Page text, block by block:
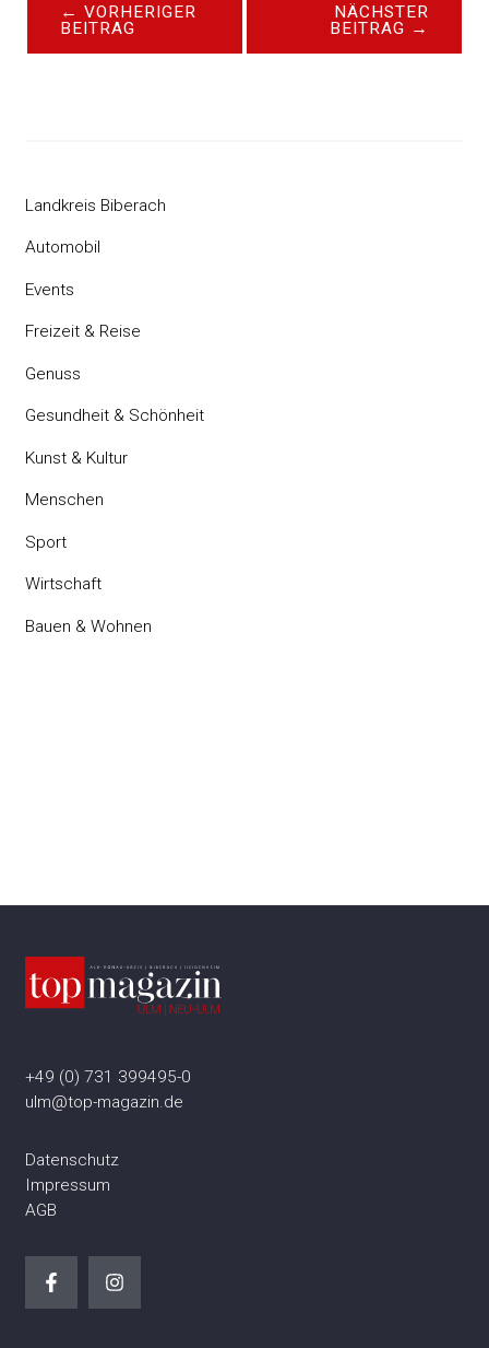
← VORHERIGER
BEITRAG
NÄCHSTER
BEITRAG →
Landkreis Biberach
Automobil
Events
Freizeit & Reise
Genuss
Gesundheit & Schönheit
Kunst & Kultur
Menschen
Sport
Wirtschaft
Bauen & Wohnen
+49 (0) 731 399495-0
ulm@top-magazin.de
Datenschutz
Impressum
AGB